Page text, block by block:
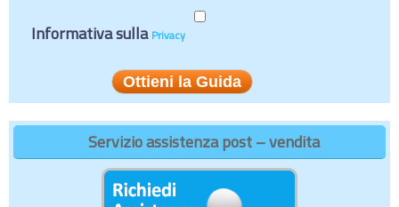
Informativa sulla Privacy
Servizio assistenza post – vendita